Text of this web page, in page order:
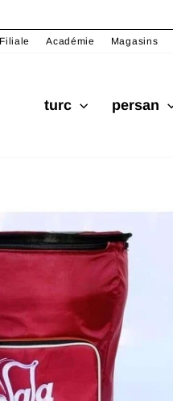
Filiale Académie Magasins
turc persan